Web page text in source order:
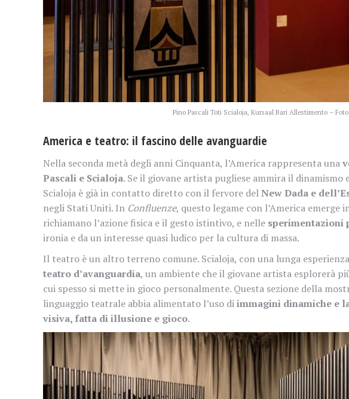
Pino Pascali Toti Scialoja, Kursaal Bari Allestimento –
America e teatro: il fascino delle avanguardie
Nella seconda metà degli anni Cinquanta, l’America rappresenta una
Pascali e Scialoja. Se il giovane artista pugliese ammira il dinamismo
Scialoja è già in contatto diretto con il fervore delNew Dada e
negli Stati Uniti. In Confluenze, questo legame con l’America emerge
richiamano l’azione fisica e il gesto istintivo, e nelle sperimentazioni
ironia e da un interesse quasi ludico per la cultura di massa.
Il teatro è un altro terreno comune. Scialoja, con una lunga
teatro d’avanguardia, un ambiente che il giovane artista esplorerà
cui spesso si mette in gioco personalmente. Questa sezione della
linguaggio teatrale abbia alimentato l’uso diimmagini dinamiche e
visiva, fatta di illusione e gioco.